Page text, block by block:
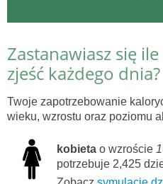
Zastanawiasz się
zjeść każdego dnia?
Twoje zapotrzebowanie
wieku, wzrostu oraz poziomu
kobieta o wzroście
potrzebuje 2,425